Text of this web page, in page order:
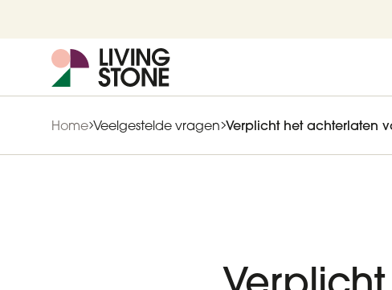
Home Veelgestelde vragen Verplicht het achterlaten